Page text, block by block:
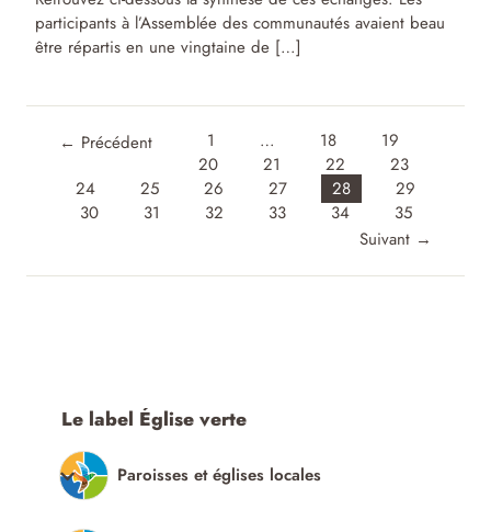
Le label Église verte
Paroisses et églises locales
participants à l’Assemblée des communautés avaient beau
être répartis en une vingtaine de […]
← Précédent 1 … 18
19
20
21 22
23
24
25 26 27 28
29
30
31 32 33 34
35
Suivant →